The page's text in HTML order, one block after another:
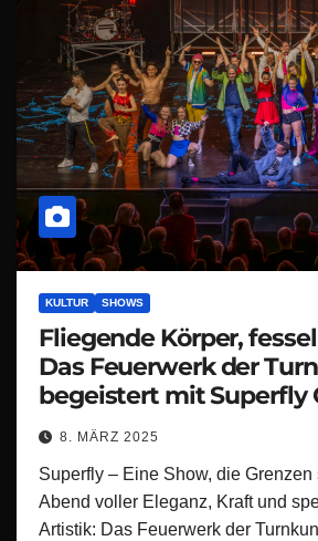
KULTUR SHOWS
Fliegende Körper,
Das Feuerwerk der
begeistert mit Superfly
8. MÄRZ 2025
Superfly – Eine Show, die Grenzen
Abend voller Eleganz, Kraft und
Artistik: Das Feuerwerk der